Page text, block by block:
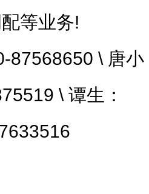
等业务!
87568650 \ 唐小
\ 谭生：